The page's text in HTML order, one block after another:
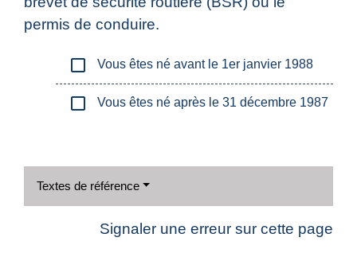
permis de conduire.
check_box_outline_blank Vous êtes né avant le 1er janvier 1988
check_box_outline_blank Vous êtes né après le 31 décembre 1987
Textes de référence
Signaler une erreur sur cette page